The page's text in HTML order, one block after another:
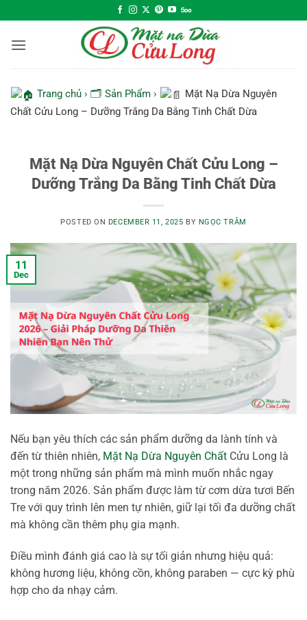
to
content
Trang chủ ›🗂 Sản Phẩm ›
Mặt Nạ Dừa Nguyên
Chất Cửu Long – Dưỡng Trắng Da Bằng Tinh Chất Dừa
Mặt Nạ Dừa Nguyên Chất Cửu Long –
Dưỡng Trắng Da Bằng Tinh Chất Dừa
POSTED ON DECEMBER 11, 2025 BY NGỌC TRÂM
11
Dec
Nếu bạn yêu thích các sản phẩm dưỡng da lành tính và
đến từ thiên nhiên, Mặt Nạ Dừa Nguyên Chất Cửu Long là
một trong những sản phẩm mà mình muốn nhắc ngay
trong năm 2026. Sản phẩm được làm từ cơm dừa tươi Bến
Tre với quy trình lên men tự nhiên, giữ lại tối đa dưỡng chất
mà không cần thêm phụ gia mạnh.
Điều mình đánh giá cao là sự tối giản nhưng hiệu quả:
không hương liệu, không cồn, không paraben — cực kỳ phù
hợp cho da nhạy cảm.